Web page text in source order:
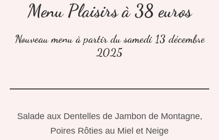
Menu Plaisirs à 38 euros
Nouveau menu à partir du samedi 13 décembre
2025
Salade aux Dentelles de Jambon de Montagne,
Poires Rôties au Miel et Neige